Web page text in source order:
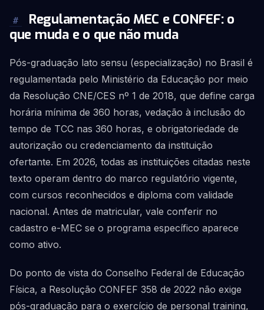
#
Regulamentação MEC e CONFEF: o
que muda e o que não muda
Pós-graduação lato sensu (especialização) no Brasil é
regulamentada pelo Ministério da Educação por meio
da Resolução CNE/CES nº 1 de 2018, que define carga
horária mínima de 360 horas, vedação à inclusão do
tempo de TCC nas 360 horas, e obrigatoriedade de
autorização ou credenciamento da instituição
ofertante. Em 2026, todas as instituições citadas neste
texto operam dentro do marco regulatório vigente,
com cursos reconhecidos e diploma com validade
nacional. Antes de matricular, vale conferir no
cadastro e-MEC se o programa específico aparece
como ativo.
Do ponto de vista do Conselho Federal de Educação
Física, a Resolução CONFEF 358 de 2022 não exige
pós-graduação para o exercício de personal training,